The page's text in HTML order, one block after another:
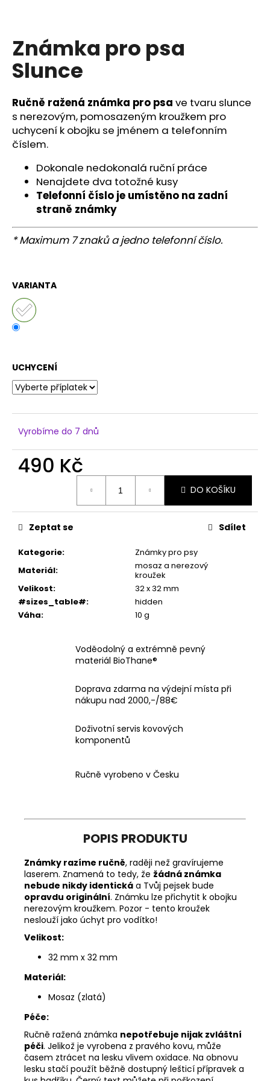
Známka pro psa
Slunce
Ručně ražená známka pro psa ve tvaru slunce
s nerezovým, pomosazeným kroužkem pro
uchycení k obojku se jménem a telefonním
číslem.
Dokonale nedokonalá ruční práce
Nenajdete dva totožné kusy
Telefonní číslo je umístěno na zadní
straně známky
* Maximum 7 znaků a jedno telefonní číslo.
VARIANTA
UCHYCENÍ
Vyrobíme do 7 dnů
490 Kč
DO KOŠÍKU
Kategorie:
Známky pro psy
Materiál:
mosaz a nerezový
kroužek
Velikost:
32 x 32 mm
#sizes_table#:
hidden
Váha: 10 g
Zeptat se Sdílet
Voděodolný a extrémně pevný
materiál BioThane®
Doprava zdarma na výdejní místa při
nákupu nad 2000,-/88€
Doživotní servis kovových
komponentů
Ručně vyrobeno v Česku
POPIS PRODUKTU
Známky razíme ručně, raději než gravírujeme
laserem. Znamená to tedy, že žádná známka
nebude nikdy identická a Tvůj pejsek bude
opravdu originální. Známku lze přichytit k obojku
nerezovým kroužkem. Pozor - tento kroužek
neslouží jako úchyt pro vodítko!
Velikost:
32 mm x 32 mm
Materiál:
Mosaz (zlatá)
Péče:
Ručně ražená známka nepotřebuje nijak zvláštní
péči. Jelikož je vyrobena z pravého kovu, může
časem ztrácet na lesku vlivem oxidace. Na obnovu
lesku stačí použít běžně dostupný lešticí přípravek a
í
t
?
HLEDAT
o
r
u
j
e
m